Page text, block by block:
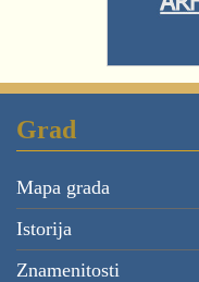
Grad
Mapa grada
Istorija
Znamenitosti